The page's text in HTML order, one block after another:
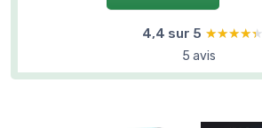
4,4 sur 5 ★★★★★
★★★★★
5 avis